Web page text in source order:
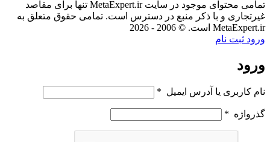
تمامی محتوای موجود در سایت MetaExpert.ir تنها برای مقاصد
غیرتجاری و با ذکر منبع در دسترس است. تمامی حقوق متعلق به
MetaExpert.ir است. © 2006 - 2026
ورود ثبت نام
ورود
نام کاربری یا آدرس ایمیل *
گذرواژه *